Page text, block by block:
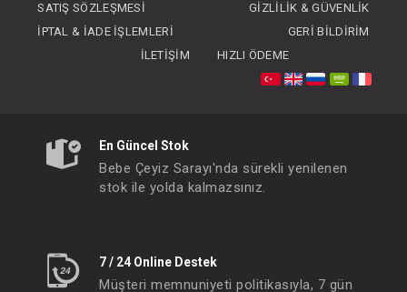
SATIŞ SÖZLEŞMESI
GIZLILIK & GÜVENLIK
İPTAL & İADE İŞLEMLERI
GERI BILDIRIM
İLETIŞIM
HIZLI ÖDEME
En Güncel Stok
Bebe Çeyiz Sarayı'nda sürekli yenilenen
stok ile yolda kalmazsınız.
7 / 24 Online Destek
Müşteri memnuniyeti politikasıyla, 7 gün